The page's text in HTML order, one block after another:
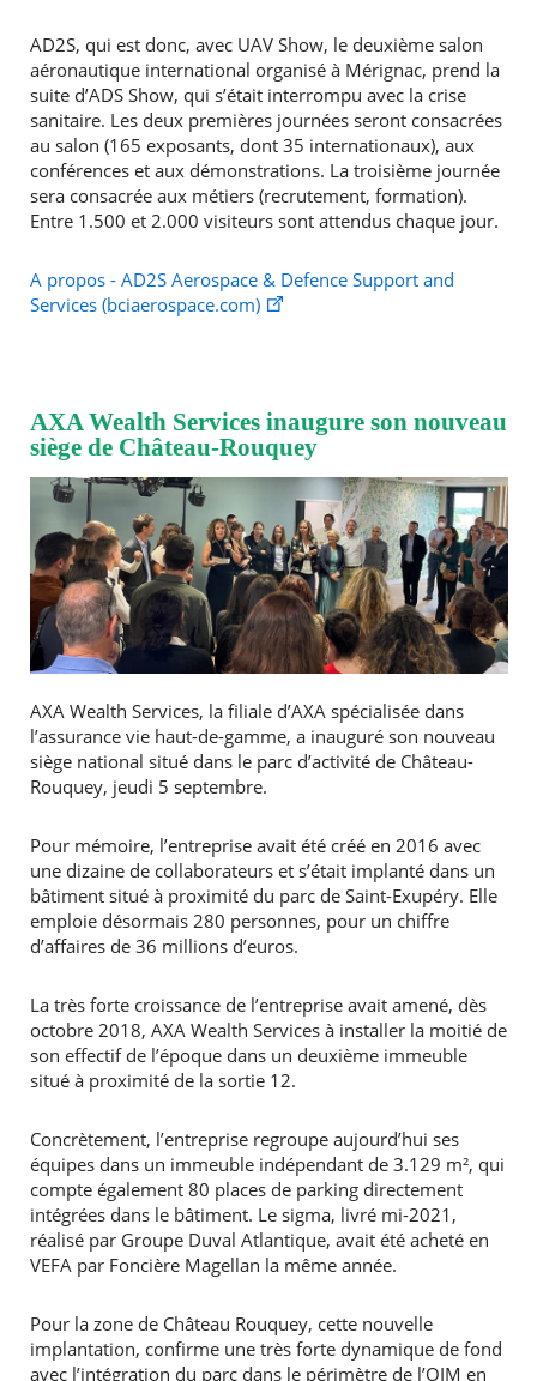
AD2S, qui est donc, avec UAV Show, le deuxième salon
aéronautique international organisé à Mérignac, prend la
suite d’ADS Show, qui s’était interrompu avec la crise
sanitaire. Les deux premières journées seront consacrées
au salon (165 exposants, dont 35 internationaux), aux
conférences et aux démonstrations. La troisième journée
sera consacrée aux métiers (recrutement, formation).
Entre 1.500 et 2.000 visiteurs sont attendus chaque jour.
A propos - AD2S Aerospace & Defence Support and
Services (bciaerospace.com)
AXA Wealth Services inaugure son nouveau
siège de Château-Rouquey
AXA Wealth Services, la filiale d’AXA spécialisée dans
l’assurance vie haut-de-gamme, a inauguré son nouveau
siège national situé dans le parc d’activité de Château-
Rouquey, jeudi 5 septembre.
Pour mémoire, l’entreprise avait été créé en 2016 avec
une dizaine de collaborateurs et s’était implanté dans un
bâtiment situé à proximité du parc de Saint-Exupéry. Elle
emploie désormais 280 personnes, pour un chiffre
d’affaires de 36 millions d’euros.
La très forte croissance de l’entreprise avait amené, dès
octobre 2018, AXA Wealth Services à installer la moitié de
son effectif de l’époque dans un deuxième immeuble
situé à proximité de la sortie 12.
Concrètement, l’entreprise regroupe aujourd’hui ses
équipes dans un immeuble indépendant de 3.129 m², qui
compte également 80 places de parking directement
intégrées dans le bâtiment. Le sigma, livré mi-2021,
réalisé par Groupe Duval Atlantique, avait été acheté en
VEFA par Foncière Magellan la même année.
Pour la zone de Château Rouquey, cette nouvelle
implantation, confirme une très forte dynamique de fond
avec l’intégration du parc dans le périmètre de l’OIM en